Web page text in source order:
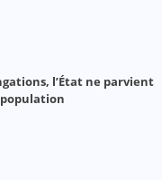
l’État ne parvient